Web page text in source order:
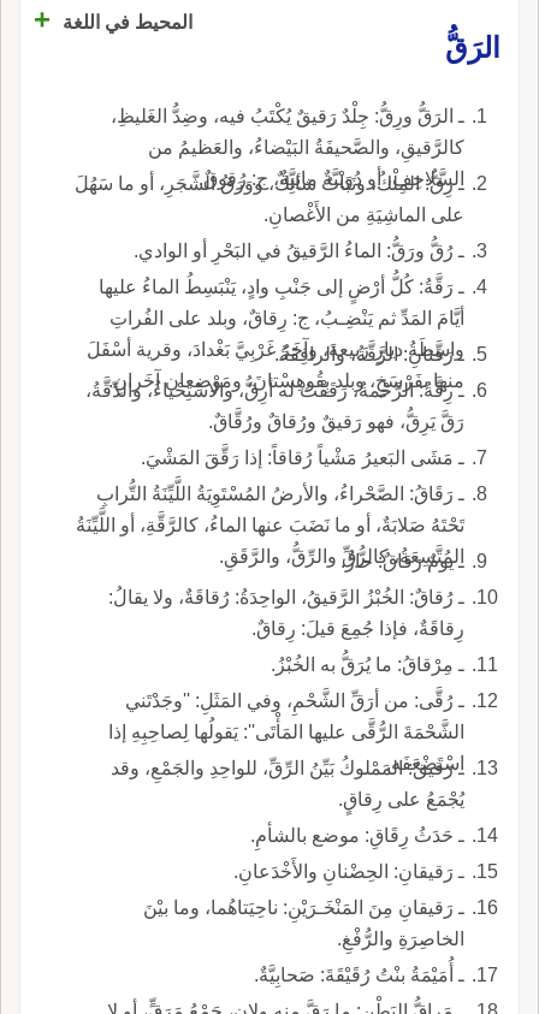
المحيط في اللغة
+
الرَقُّ
ـ الرَقُّ ورِقُّ: جِلْدٌ رَقيقٌ يُكْتَبُ فيه، وضِدُّ الغَليظِ،
كالرَّقيقِ، والصَّحيفَةُ البَيْضاءُ، والعَظيمُ من
السَّلاحِفِ، أو دُوَيْبَّةٌ مائِيَّةٌ، ج: رُقوقٌ.
ـ رِقُّ: المِلْكُ، ونَباتٌ شائِكٌ، ووَرَقُ الشَّجَرِ، أو ما سَهُلَ
على الماشِيَةِ من الأَغْصانِ.
ـ رُقُّ ورَقُّ: الماءُ الرَّقيقُ في البَحْرِ أو الوادي.
ـ رَقَّةُ: كُلُّ أرْضٍ إلى جَنْبِ وادٍ، يَنْبَسِطُ الماءُ عليها
أيَّامَ المَدِّ ثم يَنْضِـبُ، ج: رِقاقٌ، وبلد على الفُراتِ
واسِطَةُ ديارِ رَبيعةَ، وآخَرُ غَرْبِيَّ بَغْدادَ، وقرية أسْفَلَ
منها بفَرْسَخٍ، وبلد بِقُوهِسْتانَ، ومَوْضِعان آخَرانِ.
ـ رَقَّتانِ: الرَّقَّةُ، والرافِقَةُ.
ـ رِقَّةُ: الرَّحْمةُ، رَقَقْتُ له أرِقُّ، والاسْتِحْياءُ، والدِّقَّةُ،
رَقَّ يَرِقُّ، فهو رَقيقٌ ورُقاقٌ ورُقَّاقٌ.
ـ مَشَى البَعيرُ مَشْياً رُقاقاً: إذا رَقَّقَ المَشْيَ.
ـ رَقَاقُ: الصَّحْراءُ، والأرضُ المُسْتَوِيَةُ اللَّيِّنَةُ التُّرابِ
تَحْتَهُ صَلابَةٌ، أو ما نَضَبَ عنها الماءُ، كالرَّقَّةِ، أو اللَّيِّنَةُ
المُتَّسِعَةُ، كالرُّقِّ والرِّقُّ، والرَّقَقِ.
ـ يومٌ رَقاقٌ: حارٌّ.
ـ رُقاقٌ: الخُبْزُ الرَّقيقُ، الواحِدَةُ: رُقاقَةٌ، ولا يقالُ:
رِقاقَةٌ، فإذا جُمِعَ قيلَ: رِقاقٌ.
ـ مِرْقاقُ: ما يُرَقُّ به الخُبْزُ.
ـ رُقَّى: من أرَقِّ الشَّحْمِ، وفي المَثَلِ: ''وجَدْتَني
الشَّحْمَةَ الرُّقَّى عليها المَأْتَى'': يَقولُها لِصاحِبِهِ إذا
اسْتَضْعَفَه.
ـ رَقيقُ: المَمْلوكُ بَيِّنُ الرِّقِّ، للواحِدِ والجَمْعِ، وقد
يُجْمَعُ على رِقاقٍ.
ـ حَدَثُ رِقَاقِ: موضع بالشأمِ.
ـ رَقيقانِ: الحِضْنانِ والأَخْدَعانِ.
ـ رَقيقانِ مِنَ المَنْخَـرَيْنِ: ناحِيَتاهُما، وما بيْنَ
الخاصِرَةِ والرُّفْغِ.
ـ أُمَيْمَةُ بنْتُ رُقَيْقَةَ: صَحابِيَّةٌ.